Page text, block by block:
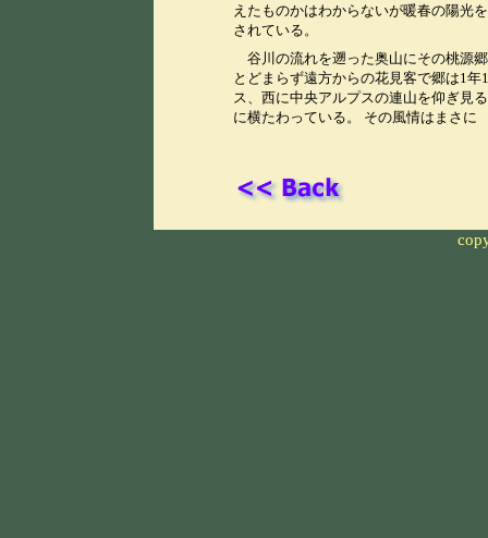
えたものかはわからないが暖春の陽光
されている。
谷川の流れを遡った奥山にその桃源
とどまらず遠方からの花見客で郷は1
ス、西に中央アルプスの連山を仰ぎ見
に横たわっている。 その風情はまさに